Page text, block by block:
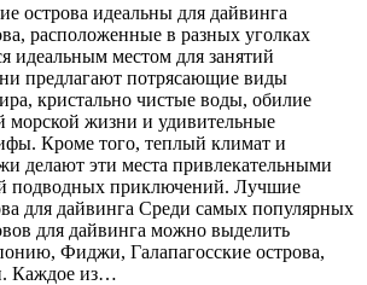
острова идеальны для дайвинга
расположенные в разных уголках
идеальным местом для занятий
предлагают потрясающие виды
кристально чистые воды, обилие
морской жизни и удивительные
Кроме того, теплый климат и
делают эти места привлекательными
подводных приключений. Лучшие
для дайвинга Среди самых популярных
для дайвинга можно выделить
Фиджи, Галапагосские острова,
Каждое из…